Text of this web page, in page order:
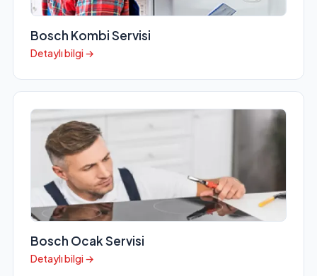
Bosch Kombi Servisi
Detaylı bilgi →
Bosch Ocak Servisi
Detaylı bilgi →